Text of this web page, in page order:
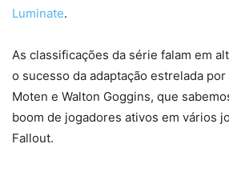
Luminate.
As classificações da série falam em
o sucesso da adaptação estrelada
Moten e Walton Goggins, que
boom de jogadores ativos em vários
Fallout.